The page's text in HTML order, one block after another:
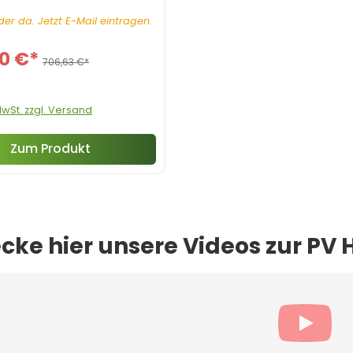
da. Jetzt E-Mail eintragen.
€* 706,63 €*
zzgl. Versand
Zum Produkt
hier unsere Videos zur PV